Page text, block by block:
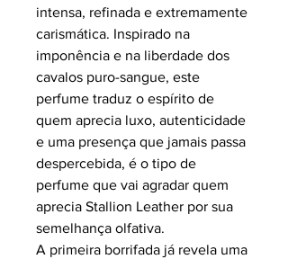
intensa, refinada e extremamente
carismática. Inspirado na
imponência e na liberdade dos
cavalos puro-sangue, este
perfume traduz o espírito de
quem aprecia luxo, autenticidade
e uma presença que jamais passa
despercebida, é o tipo de
perfume que vai agradar quem
aprecia Stallion Leather por sua
semelhança olfativa.
A primeira borrifada já revela uma